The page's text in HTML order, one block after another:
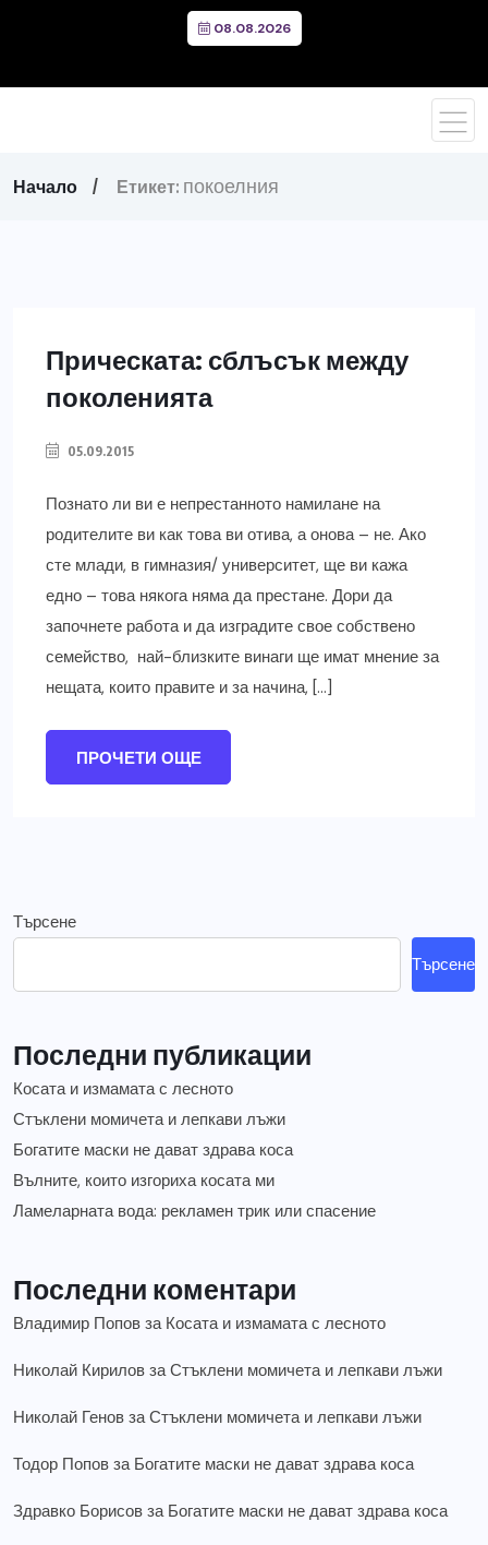
08.08.2026
Начало Етикет: покоелния
Прическата: сблъсък между
поколенията
05.09.2015
Познато ли ви е непрестанното намилане на
родителите ви как това ви отива, а онова – не. Ако
сте млади, в гимназия/ университет, ще ви кажа
едно – това някога няма да престане. Дори да
започнете работа и да изградите свое собствено
семейство, най-близките винаги ще имат мнение за
нещата, които правите и за начина, […]
ПРОЧЕТИ ОЩЕ
Търсене
Търсене
Последни публикации
Косата и измамата с лесното
Стъклени момичета и лепкави лъжи
Богатите маски не дават здрава коса
Вълните, които изгориха косата ми
Ламеларната вода: рекламен трик или спасение
Последни коментари
Владимир Попов за Косата и измамата с лесното
Николай Кирилов заСтъклени момичета и лепкави лъжи
Николай Генов заСтъклени момичета и лепкави лъжи
Тодор Попов за Богатите маски не дават здрава коса
Здравко Борисов за Богатите маски не дават здрава коса